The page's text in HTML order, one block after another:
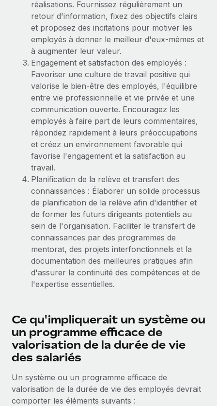
réalisations. Fournissez régulièrement un
retour d'information, fixez des objectifs clairs
et proposez des incitations pour motiver les
employés à donner le meilleur d'eux-mêmes et
à augmenter leur valeur.
Engagement et satisfaction des employés :
Favoriser une culture de travail positive qui
valorise le bien-être des employés, l'équilibre
entre vie professionnelle et vie privée et une
communication ouverte. Encouragez les
employés à faire part de leurs commentaires,
répondez rapidement à leurs préoccupations
et créez un environnement favorable qui
favorise l'engagement et la satisfaction au
travail.
Planification de la relève et transfert des
connaissances : Élaborer un solide processus
de planification de la relève afin d'identifier et
de former les futurs dirigeants potentiels au
sein de l'organisation. Faciliter le transfert de
connaissances par des programmes de
mentorat, des projets interfonctionnels et la
documentation des meilleures pratiques afin
d'assurer la continuité des compétences et de
l'expertise essentielles.
Ce qu'impliquerait un système ou
un programme efficace de
valorisation de la durée de vie
des salariés
Un système ou un programme efficace de
valorisation de la durée de vie des employés devrait
comporter les éléments suivants :